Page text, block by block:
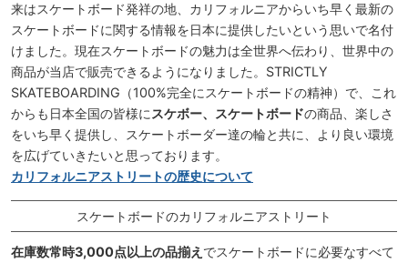
来はスケートボード発祥の地、カリフォルニアからいち早く最新の
スケートボードに関する情報を日本に提供したいという思いで名付
けました。現在スケートボードの魅力は全世界へ伝わり、世界中の
商品が当店で販売できるようになりました。STRICTLY
SKATEBOARDING（100%完全にスケートボードの精神）で、これ
からも日本全国の皆様に スケボー、スケートボードの商品、楽しさ
をいち早く提供し、スケートボーダー達の輪と共に、より良い環境
を広げていきたいと思っております。
カリフォルニアストリートの歴史について
スケートボードのカリフォルニアストリート
在庫数常時3,000点以上の品揃え でスケートボードに必要なすべて